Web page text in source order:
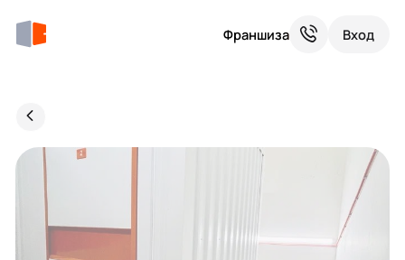
Франшиза Вход